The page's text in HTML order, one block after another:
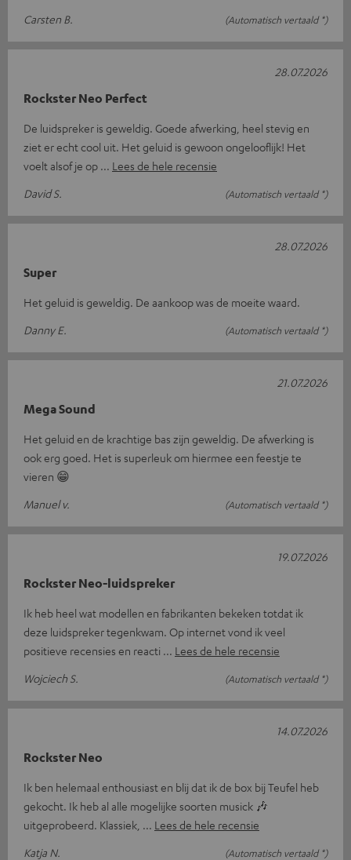
Carsten B. (Automatisch vertaald *)
Rockster Neo Perfect
De luidspreker is geweldig. Goede afwerking, heel stevig en
ziet er echt cool uit. Het geluid is gewoon ongelooflijk! Het
voelt alsof je op
Lees de hele recensie
David S.
(Automatisch vertaald *)
28.07.2026
Super
Het geluid is geweldig. De aankoop was de moeite waard.
Danny E.
(Automatisch vertaald *)
28.07.2026
Mega Sound
Het geluid en de krachtige bas zijn geweldig. De afwerking is
ook erg goed. Het is superleuk om hiermee een feestje te
vieren 😁
Manuel v.
(Automatisch vertaald *)
21.07.2026
Rockster Neo-luidspreker
Ik heb heel wat modellen en fabrikanten bekeken totdat ik
deze luidspreker tegenkwam. Op internet vond ik veel
positieve recensies en reacti
Lees de hele recensie
Wojciech S.
(Automatisch vertaald *)
19.07.2026
Rockster Neo
Ik ben helemaal enthousiast en blij dat ik de box bij Teufel heb
gekocht. Ik heb al alle mogelijke soorten musick 🎶
uitgeprobeerd. Klassiek,
Lees de hele recensie
Katja N.
(Automatisch vertaald *)
14.07.2026